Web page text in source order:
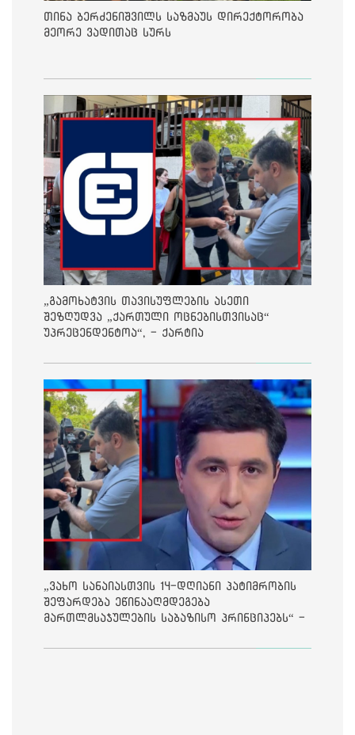
თინა ბერძენიშვილს საზმაუს დირექტორობა
მეორე ვადითაც სურს
„გამოხატვის თავისუფლების ასეთი
შეზღუდვა „ქართული ოცნებისთვისაც“
უპრეცენდენტოა“, - ქარტია
„ვახო სანაიასთვის 14-დღიანი პატიმრობის
შეფარდება ეწინააღმდეგება
მართლმსაჯულების საბაზისო პრინციპებს“ -